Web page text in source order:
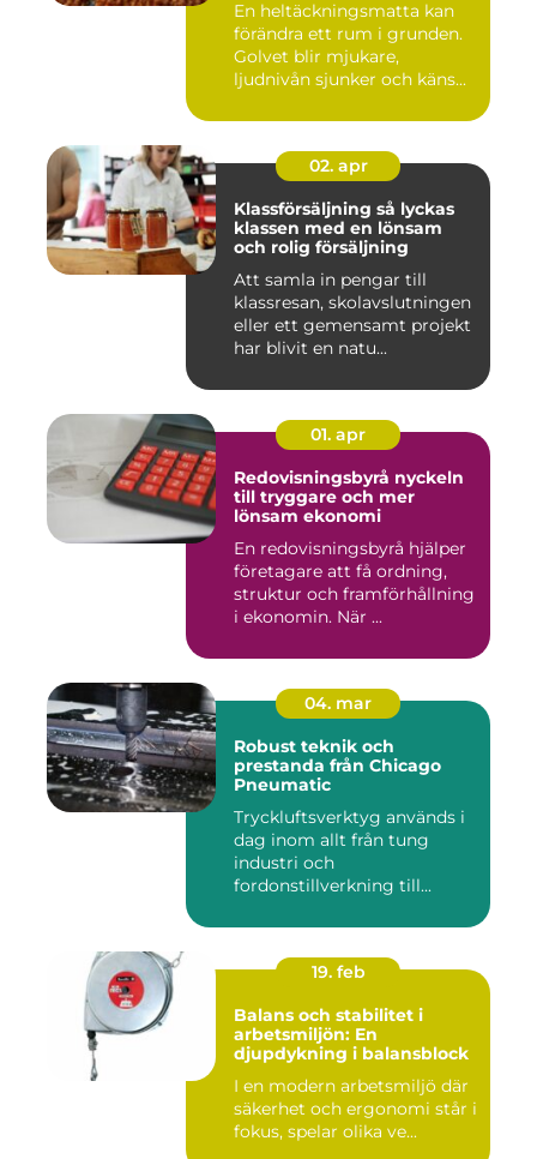
En heltäckningsmatta kan
förändra ett rum i grunden.
Golvet blir mjukare,
ljudnivån sjunker och käns...
02. apr
Klassförsäljning så lyckas
klassen med en lönsam
och rolig försäljning
Att samla in pengar till
klassresan, skolavslutningen
eller ett gemensamt projekt
har blivit en natu...
01. apr
Redovisningsbyrå nyckeln
till tryggare och mer
lönsam ekonomi
En redovisningsbyrå hjälper
företagare att få ordning,
struktur och framförhållning
i ekonomin. När ...
04. mar
Robust teknik och
prestanda från Chicago
Pneumatic
Tryckluftsverktyg används i
dag inom allt från tung
industri och
fordonstillverkning till...
19. feb
Balans och stabilitet i
arbetsmiljön: En
djupdykning i balansblock
I en modern arbetsmiljö där
säkerhet och ergonomi står i
fokus, spelar olika ve...